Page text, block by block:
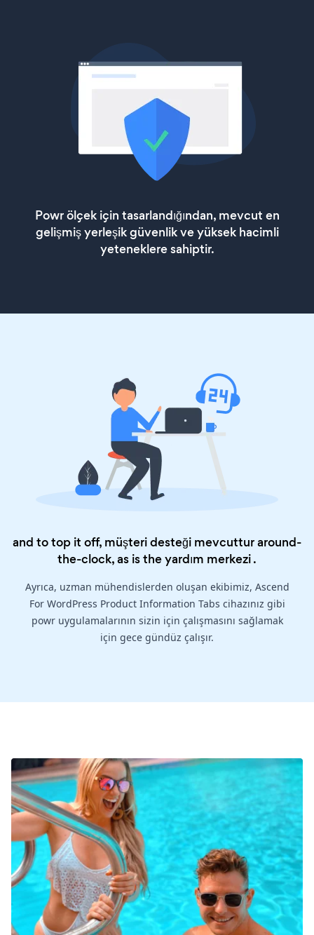
Powr ölçek için tasarlandığından, mevcut en
gelişmiş yerleşik güvenlik ve yüksek hacimli
yeteneklere sahiptir.
and to top it off, müşteri desteği mevcuttur around-
the-clock, as is theyardım merkezi.
Ayrıca, uzman mühendislerden oluşan ekibimiz, Ascend
For WordPress Product Information Tabs cihazınız gibi
powr uygulamalarının sizin için çalışmasını sağlamak
için gece gündüz çalışır.